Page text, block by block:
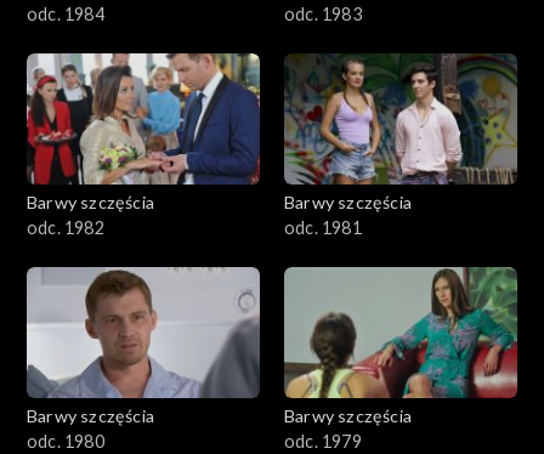
odc. 1984
odc. 1983
Barwy szczęścia
odc. 1982
Barwy szczęścia
odc. 1981
Barwy szczęścia
odc. 1980
Barwy szczęścia
odc. 1979